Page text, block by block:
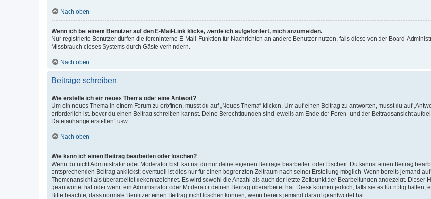
Nach oben
Wenn ich bei einem Benutzer auf den E-Mail-Link klicke, werde ich aufgefordert, mich anzumelden.
Nur registrierte Benutzer dürfen die foreninterne E-Mail-Funktion für Nachrichten an andere Benutzer nutzen, falls diese von der Board-
Missbrauch dieses Systems durch Gäste verhindern.
Nach oben
Beiträge schreiben
Wie erstelle ich ein neues Thema oder eine Antwort?
Um ein neues Thema in einem Forum zu eröffnen, musst du auf „Neues Thema“ klicken. Um auf einen Beitrag zu antworten, musst du auf
erforderlich ist, bevor du einen Beitrag schreiben kannst. Deine Berechtigungen sind jeweils am Ende der Foren- und der Beitragsansicht
Dateianhänge erstellen“ usw.
Nach oben
Wie kann ich einen Beitrag bearbeiten oder löschen?
Wenn du nicht Administrator oder Moderator bist, kannst du nur deine eigenen Beiträge bearbeiten oder löschen. Du kannst einen Beitrag
entsprechenden Beitrag anklickst; eventuell ist dies nur für einen begrenzten Zeitraum nach seiner Erstellung möglich. Wenn bereits jemand
Themenansicht als überarbeitet gekennzeichnet. Es wird sowohl die Anzahl als auch der letzte Zeitpunkt der Bearbeitungen angezeigt. Dieser
geantwortet hat oder wenn ein Administrator oder Moderator deinen Beitrag überarbeitet hat. Diese können jedoch, falls sie es für nötig halten,
Bitte beachte, dass normale Benutzer einen Beitrag nicht löschen können, wenn bereits jemand darauf geantwortet hat.